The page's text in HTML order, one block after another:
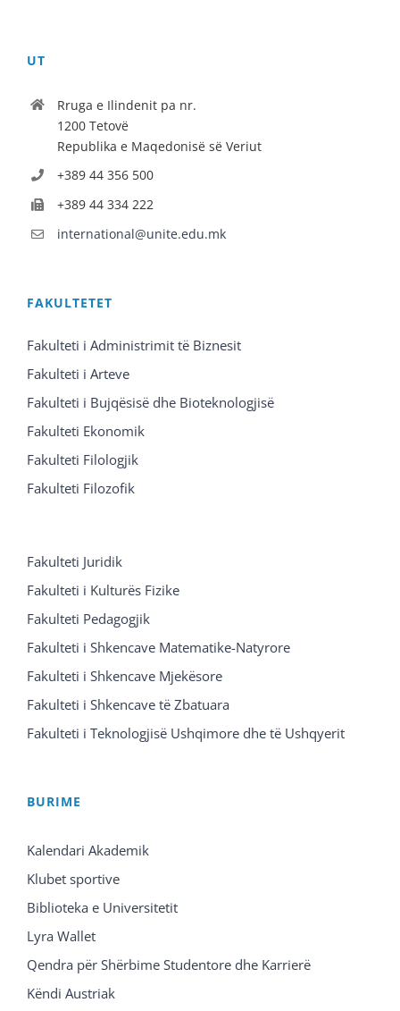
UT
Rruga e Ilindenit pa nr.
1200 Tetovë
Republika e Maqedonisë së Veriut
+389 44 356 500
+389 44 334 222
international@unite.edu.mk
FAKULTETET
Fakulteti i Administrimit të Biznesit
Fakulteti i Arteve
Fakulteti i Bujqësisë dhe Bioteknologjisë
Fakulteti Ekonomik
Fakulteti Filologjik
Fakulteti Filozofik
Fakulteti Juridik
Fakulteti i Kulturës Fizike
Fakulteti Pedagogjik
Fakulteti i Shkencave Matematike-Natyrore
Fakulteti i Shkencave Mjekësore
Fakulteti i Shkencave të Zbatuara
Fakulteti i Teknologjisë Ushqimore dhe të Ushqyerit
BURIME
Kalendari Akademik
Klubet sportive
Biblioteka e Universitetit
Lyra Wallet
Qendra për Shërbime Studentore dhe Karrierë
Këndi Austriak